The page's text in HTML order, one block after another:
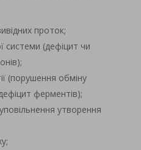
проток;
системи (дефіцит чи
(порушення обміну
ферментів);
утворення